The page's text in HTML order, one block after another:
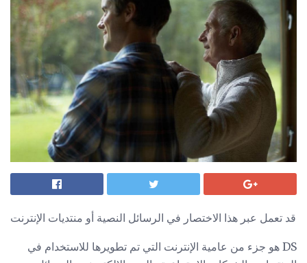
قد تعمل عبر هذا الاختصار في الرسائل النصية أو منتديات الإنترنت
DS هو جزء من عامية الإنترنت التي تم تطويرها للاستخدام في